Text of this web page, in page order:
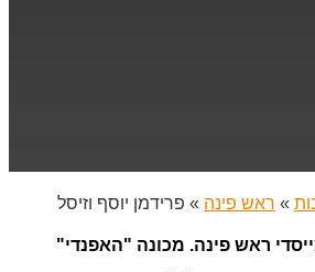
» ראש פינה » פרידמן יוסף וזיסל
ראש פינה. מכונה "האפנדי"